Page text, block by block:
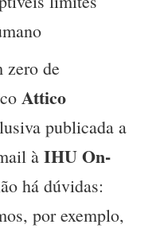
zero de
Attico
publicada a
àIHU On-
há dúvidas:
por exemplo,